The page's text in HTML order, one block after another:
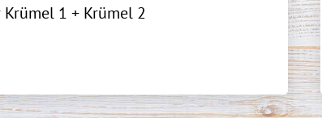
Krümel 1 + Krümel 2